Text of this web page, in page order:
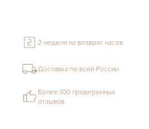
2 недели на возврат часов
Доставка по всей России
Более 100 проверенных
отзывов